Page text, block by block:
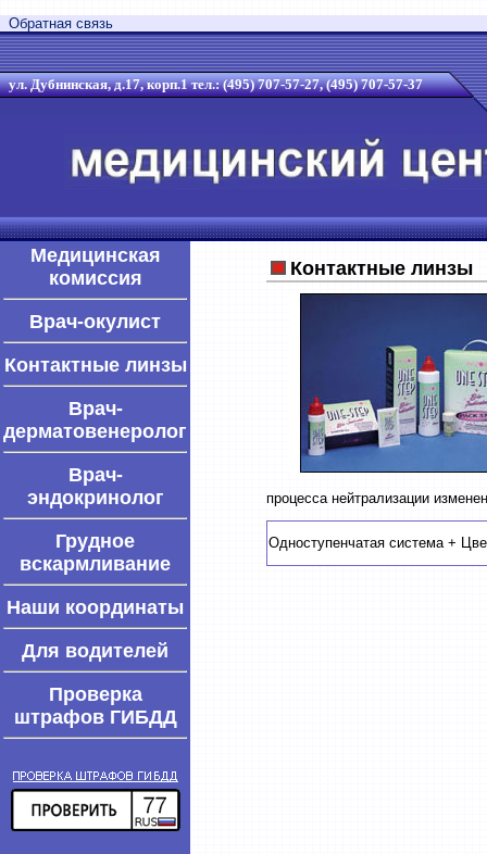
Обратная связь
ул. Дубнинская, д.17, корп.1 тел.: (495) 707-57-27, (495) 707-57-37
Медицинская
комиссия
Врач-окулист
Контактные линзы
Врач-
дерматовенеролог
Врач-
эндокринолог
Грудное
вскармливание
Наши координаты
Для водителей
Проверка
штрафов ГИБДД
Контактные линзы
процесса нейтрализации
Одноступенчатая система +